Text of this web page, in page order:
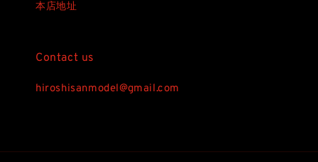
本店地址
Contact us
hiroshisanmodel@gmail.com